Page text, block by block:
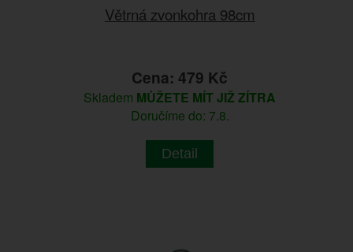
Větrná zvonkohra 98cm
Cena: 479 Kč
Skladem MŮŽETE MÍT JIŽ ZÍTRA
Doručíme do: 7.8.
Detail